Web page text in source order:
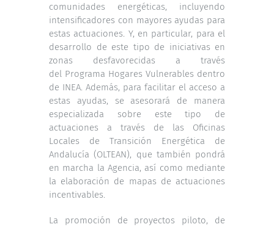
comunidades energéticas, incluyendo
intensificadores con mayores ayudas para
estas actuaciones. Y, en particular, para el
desarrollo de este tipo de iniciativas en
zonas desfavorecidas a través
del Programa Hogares Vulnerables dentro
de INEA. Además, para facilitar el acceso a
estas ayudas, se asesorará de manera
especializada sobre este tipo de
actuaciones a través de las Oficinas
Locales de Transición Energética de
Andalucía (OLTEAN), que también pondrá
en marcha la Agencia, así como mediante
la elaboración de mapas de actuaciones
incentivables.
La promoción de proyectos piloto, de